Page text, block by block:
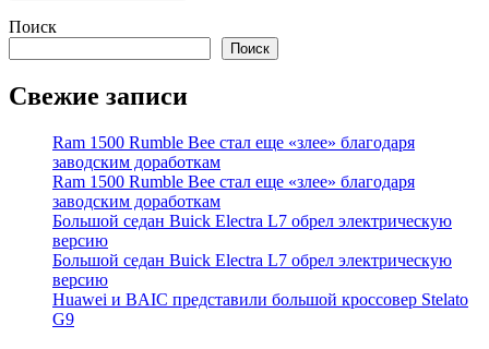
Поиск
Поиск
Свежие записи
Ram 1500 Rumble Bee стал еще «злее» благодаря
заводским доработкам
Ram 1500 Rumble Bee стал еще «злее» благодаря
заводским доработкам
Большой седан Buick Electra L7 обрел электрическую
версию
Большой седан Buick Electra L7 обрел электрическую
версию
Huawei и BAIC представили большой кроссовер Stelato
G9